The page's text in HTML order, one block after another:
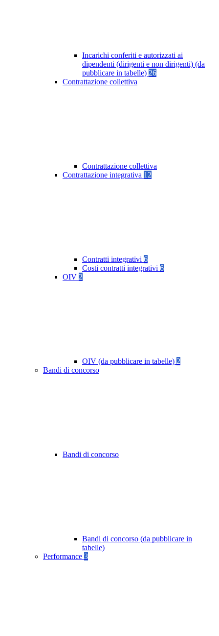
Incarichi conferiti e autorizzati ai
dipendenti (dirigenti e non dirigenti) (da
pubblicare in tabelle) 26
Contrattazione collettiva
Contrattazione collettiva
Contrattazione integrativa 12
Contratti integrativi 6
Costi contratti integrativi 6
OIV 2
OIV (da pubblicare in tabelle) 2
Bandi di concorso
Bandi di concorso
Bandi di concorso (da pubblicare in
tabelle)
Performance 3